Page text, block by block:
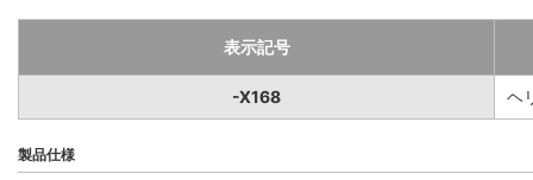
表示記号
-X168 ヘ
製品仕様